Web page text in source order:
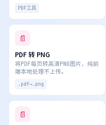
PDF工具
📄
PDF 转 PNG
将PDF每页转高清PNG图片，纯前
端本地处理不上传。
.pdf→.png
📄